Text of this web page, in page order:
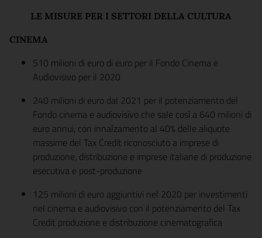
LE MISURE PER I SETTORI DELLA CULTURA
CINEMA
510 milioni di euro di euro per il Fondo Cinema e
Audiovisivo per il 2020
240 milioni di euro dal 2021 per il potenziamento del
Fondo cinema e audiovisivo che sale così a 640 milioni di
euro annui, con innalzamento al 40% delle aliquote
massime del Tax Credit riconosciuto a imprese di
produzione, distribuzione e imprese italiane di produzione
esecutiva e post-produzione
125 milioni di euro aggiuntivi nel 2020 per investimenti
nel cinema e audiovisivo con il potenziamento del Tax
Credit produzione e distribuzione cinematografica